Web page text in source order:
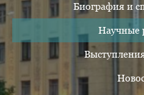
Биография и
Научные